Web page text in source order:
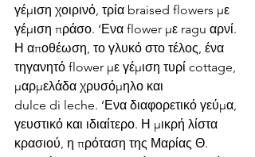
γέμιση χοιρινό, τρία braised flowers με
γέμιση πράσο. ‘Ενα flower με ragu αρνί.
Η αποθέωση, το γλυκό στο τέλος, ένα
τηγανητό flower με γέμιση τυρί cottage,
μαρμελάδα χρυσόμηλο και
dulce di leche. ‘Ενα διαφορετικό γεύμα,
γευστικό και ιδιαίτερο. Η μικρή λίστα
κρασιού, η πρόταση της Μαρίας Θ.